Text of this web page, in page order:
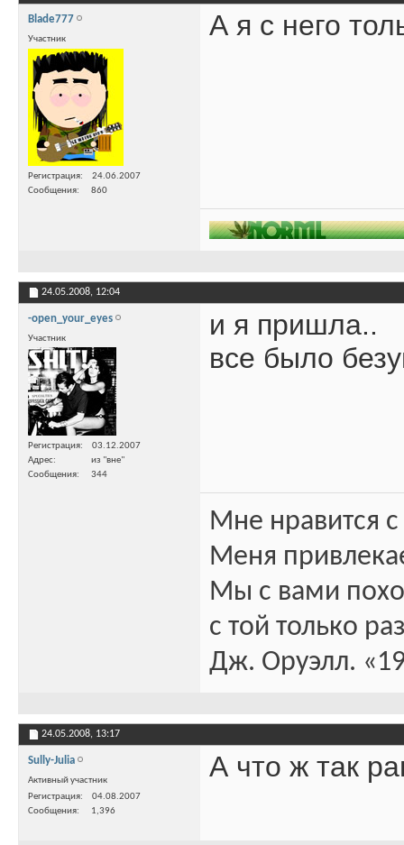
Blade777
Участник
Регистрация
24.06.2007
Сообщения
860
А я с него
24.05.2008, 12:04
-open_your_eyes
Участник
Регистрация
03.12.2007
Адрес
из "вне"
Сообщения
344
и я пришла..
все было
Мне нравится
Меня
Мы с вами
с той только
Дж. Оруэлл.
24.05.2008, 13:17
Sully-Julia
Активный участник
Регистрация
04.08.2007
Сообщения
1,396
А что ж так